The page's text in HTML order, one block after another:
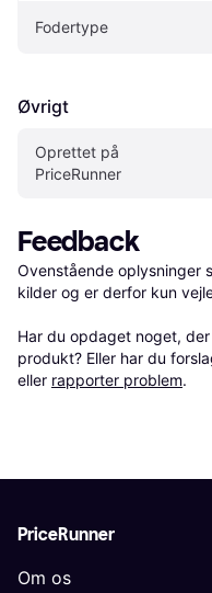
Fodertype
Øvrigt
Oprettet på
PriceRunner
Feedback
Ovenstående oplysninger
kilder og er derfor kun
Har du opdaget noget,
produkt? Eller har du
eller rapporter problem.
PriceRunner
Om os